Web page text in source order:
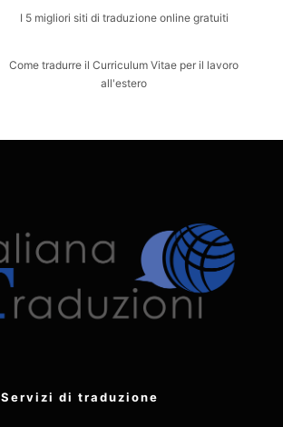
I 5 migliori siti di traduzione online gratuiti
Come tradurre il Curriculum Vitae per il lavoro
all'estero
Servizi di traduzione